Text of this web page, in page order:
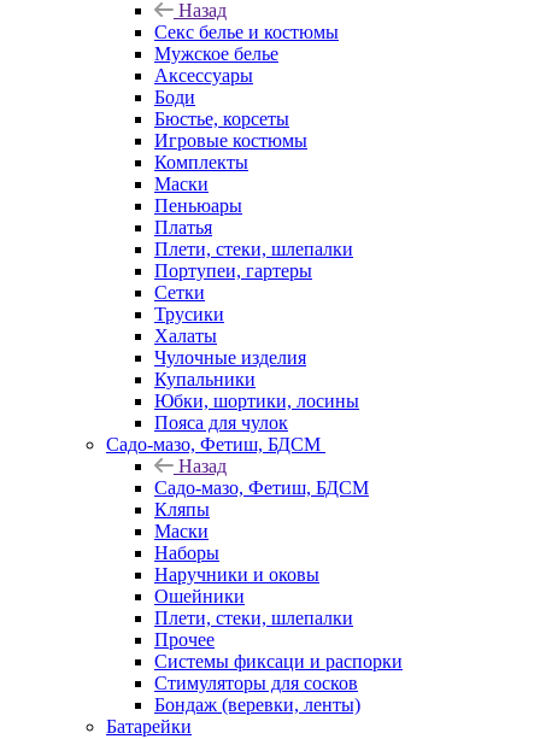
Назад
Секс белье и костюмы
Мужское белье
Аксессуары
Боди
Бюстье, корсеты
Игровые костюмы
Комплекты
Маски
Пеньюары
Платья
Плети, стеки, шлепалки
Портупеи, гартеры
Сетки
Трусики
Халаты
Чулочные изделия
Купальники
Юбки, шортики, лосины
Пояса для чулок
Садо-мазо, Фетиш, БДСМ
Назад
Садо-мазо, Фетиш, БДСМ
Кляпы
Маски
Наборы
Наручники и оковы
Ошейники
Плети, стеки, шлепалки
Прочее
Системы фиксаци и распорки
Стимуляторы для сосков
Бондаж (веревки, ленты)
Батарейки